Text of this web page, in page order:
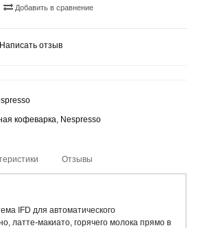
Добавить в сравнение
Написать отзыв
кофеварка, Nespresso
Отзывы
IFD для автоматического
латте-макиато, горячего молока прямо в